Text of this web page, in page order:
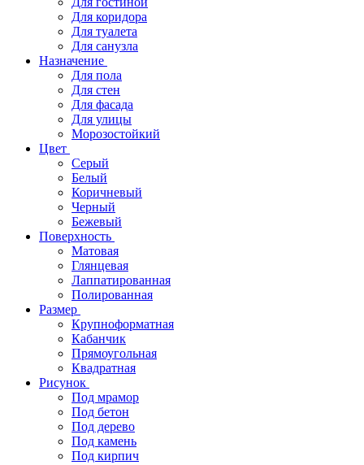
Для коридора
Для туалета
Для санузла
Назначение
Для пола
Для стен
Для фасада
Для улицы
Морозостойкий
Цвет
Серый
Белый
Коричневый
Черный
Бежевый
Поверхность
Матовая
Глянцевая
Лаппатированная
Полированная
Размер
Крупноформатная
Кабанчик
Прямоугольная
Квадратная
Рисунок
Под мрамор
Под бетон
Под дерево
Под камень
Под кирпич